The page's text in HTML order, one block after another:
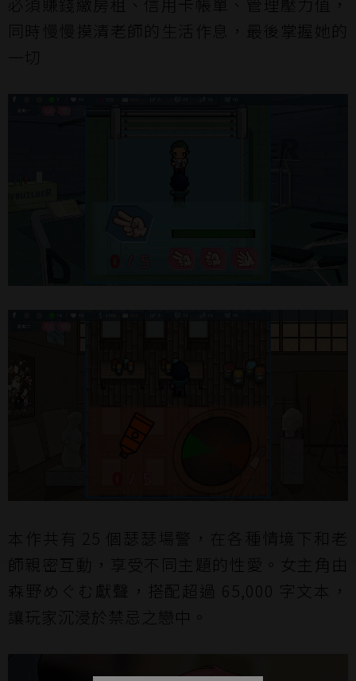
同時慢慢摸清老師的生活作息，最後掌握她的
一切
本作共有 25 個瑟瑟場警，在各種情境下和老
師親密互動，享受不同主題的性愛。女主角由
森野めぐむ獻聲，搭配超過 65,000 字文本，
讓玩家沉浸於禁忌之戀中。